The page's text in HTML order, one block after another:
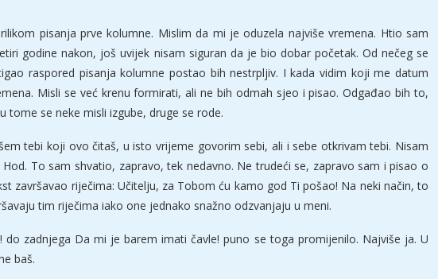
pisanja prve kolumne. Mislim da mi je oduzela najviše vremena. Htio sam
godine nakon, još uvijek nisam siguran da je bio dobar početak. Od nečeg se
raspored pisanja kolumne postao bih nestrpljiv. I kada vidim koji me datum
Misli se već krenu formirati, ali ne bih odmah sjeo i pisao. Odgađao bih to,
tome se neke misli izgube, druge se rode.
tebi koji ovo čitaš, u isto vrijeme govorim sebi, ali i sebe otkrivam tebi. Nisam
To sam shvatio, zapravo, tek nedavno. Ne trudeći se, zapravo sam i pisao o
završavao riječima: Učitelju, za Tobom ću kamo god Ti pošao! Na neki način, to
tim riječima iako one jednako snažno odzvanjaju u meni.
do zadnjega Da mi je barem imati čavle! puno se toga promijenilo. Najviše ja. U
baš.